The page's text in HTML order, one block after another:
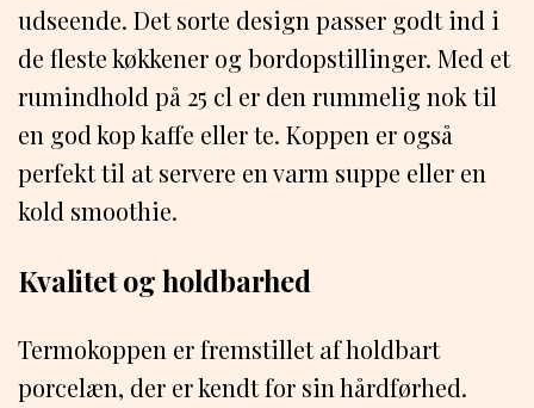
udseende. Det sorte design passer godt ind i
de fleste køkkener og bordopstillinger. Med et
rumindhold på 25 cl er den rummelig nok til
en god kop kaffe eller te. Koppen er også
perfekt til at servere en varm suppe eller en
kold smoothie.
Kvalitet og holdbarhed
Termokoppen er fremstillet af holdbart
porcelæn, der er kendt for sin hårdførhed.